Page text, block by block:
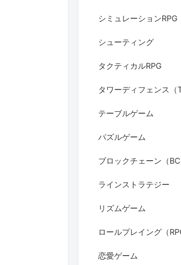
シミュレーションRPG
シューティング
タクティカルRPG
タワーディフェンス（
テーブルゲーム
パズルゲーム
ブロックチェーン（
ラインストラテジー
リズムゲーム
ロールプレイング（
恋愛ゲーム